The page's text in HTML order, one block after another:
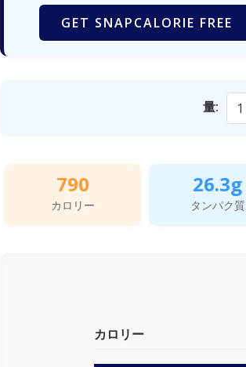
GET SNAPCALORIE FREE
量:
790
カロリー
26.3g
タンパク質
カロリー